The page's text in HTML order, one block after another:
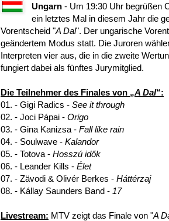
Ungarn - Um 19:30 Uhr begrüßen
ein letztes Mal in diesem Jahr die
Vorentscheid "A Dal". Der ungarische
geändertem Modus statt. Die Juroren
Interpreten vier aus, die in die zweite
fungiert dabei als fünftes Jurymitglied.
Die Teilnehmer des Finales von „A Dal“:
01. - Gigi Radics - See it through
02. - Joci Pápai - Origo
03. - Gina Kanizsa - Fall like rain
04. - Soulwave - Kalandor
05. - Totova - Hosszú idők
06. - Leander Kills - Élet
07. - Zävodi & Olivér Berkes - Háttérzaj
08. - Kállay Saunders Band - 17
Livestream: MTV zeigt das Finale von "A